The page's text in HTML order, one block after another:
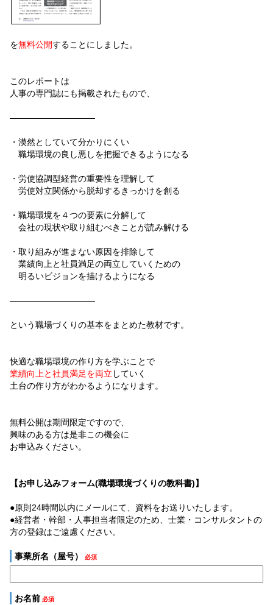
を無料公開することにしました。
このレポートは
人事の専門誌にも掲載されたもので、
――――――――――
・漠然としていて分かりにくい
職場環境の良し悪しを把握できるようになる
・労使協調型経営の重要性を理解して
労使対立関係から脱却するきっかけを創る
・職場環境を４つの要素に分解して
会社の現状や取り組むべきことが読み解ける
・取り組みが進まない原因を排除して
業績向上と社員満足の両立していくための
明るいビジョンを描けるようになる
――――――――――
という職場づくりの基本をまとめた教材です。
快適な職場環境の作り方を学ぶことで
業績向上と社員満足を両立 していく
土台の作り方がわかるようになります。
無料公開は期間限定ですので、
興味のある方は是非この機会に
お申込みください。
【お申し込みフォーム(職場環境づくりの教科書)】
●原則24時間以内にメールにて、資料をお送りいたします。
●経営者・幹部・人事担当者限定のため、士業・コンサルタントの
方の登録はご遠慮ください。
事業所名（屋号） 必須
お名前 必須